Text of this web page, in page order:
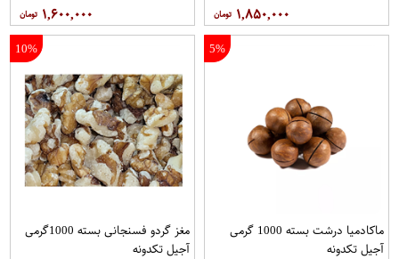
۱,۸۵۰,۰۰۰ ۱,۶۰۰,۰۰۰
5%
ماکادمیا درشت بسته 1000 گرمی
آجیل تکدونه
10%
مغز گردو فسنجانی بسته 1000گرمی
آجیل تکدونه